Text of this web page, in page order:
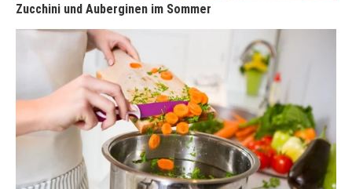
Zucchini und Auberginen im Sommer